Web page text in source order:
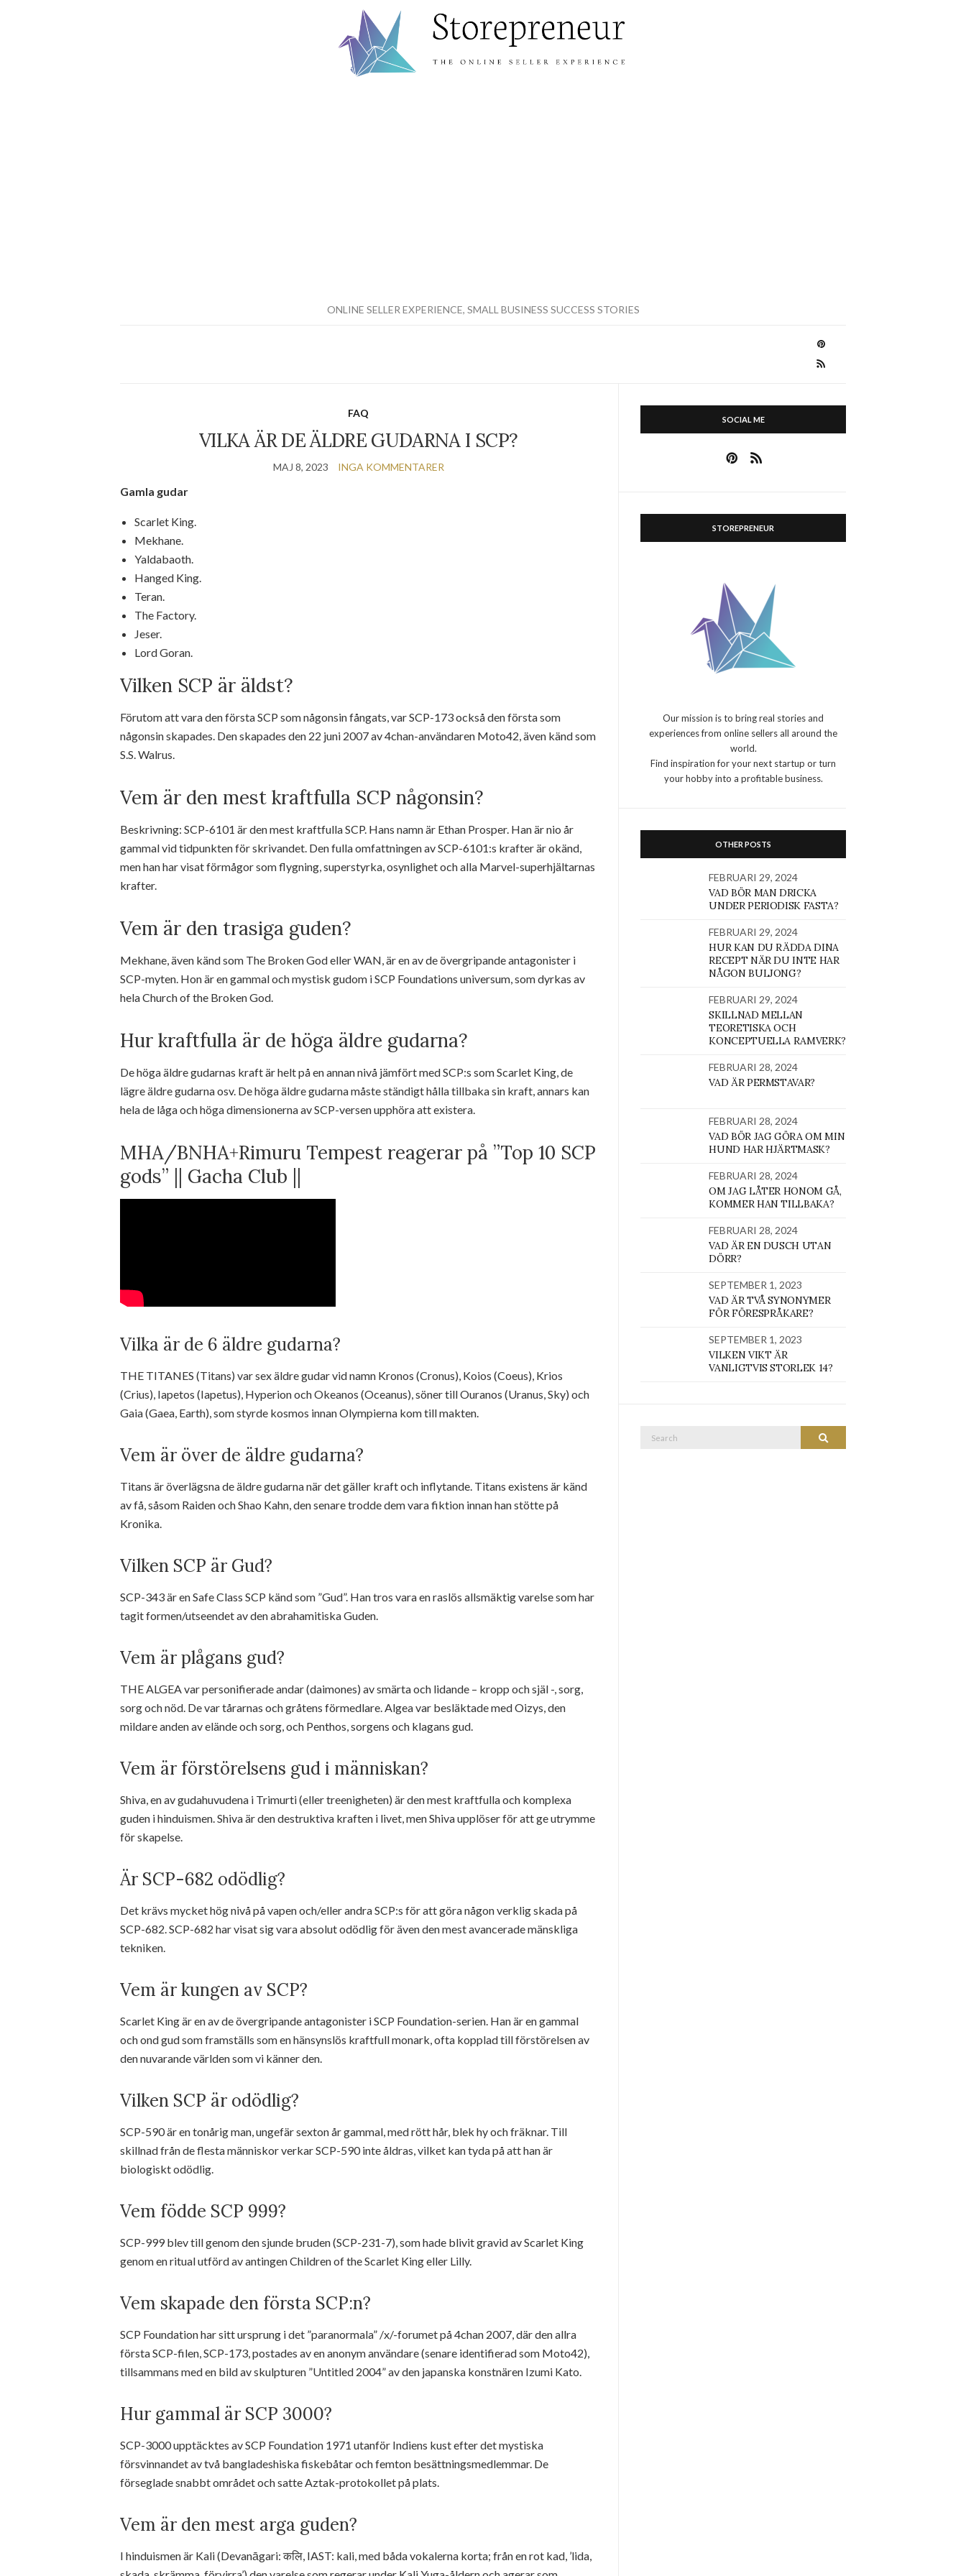
ONLINE SELLER EXPERIENCE, SMALL BUSINESS SUCCESS STORIES
FAQ
VILKA ÄR DE ÄLDRE GUDARNA I SCP?
MAJ 8, 2023 INGA KOMMENTARER
Gamla gudar
Scarlet King.
Mekhane.
Yaldabaoth.
Hanged King.
Teran.
The Factory.
Jeser.
Lord Goran.
Vilken SCP är äldst?
Förutom att vara den första SCP som någonsin fångats, var SCP-173 också den första som
någonsin skapades. Den skapades den 22 juni 2007 av 4chan-användaren Moto42, även känd som
S.S. Walrus.
Vem är den mest kraftfulla SCP någonsin?
Beskrivning: SCP-6101 är den mest kraftfulla SCP. Hans namn är Ethan Prosper. Han är nio år
gammal vid tidpunkten för skrivandet. Den fulla omfattningen av SCP-6101:s krafter är okänd,
men han har visat förmågor som flygning, superstyrka, osynlighet och alla Marvel-superhjältarnas
krafter.
Vem är den trasiga guden?
Mekhane, även känd som The Broken God eller WAN, är en av de övergripande antagonister i
SCP-myten. Hon är en gammal och mystisk gudom i SCP Foundations universum, som dyrkas av
hela Church of the Broken God.
Hur kraftfulla är de höga äldre gudarna?
De höga äldre gudarnas kraft är helt på en annan nivå jämfört med SCP:s som Scarlet King, de
lägre äldre gudarna osv. De höga äldre gudarna måste ständigt hålla tillbaka sin kraft, annars kan
hela de låga och höga dimensionerna av SCP-versen upphöra att existera.
MHA/BNHA+Rimuru Tempest reagerar på ”Top 10 SCP
gods” || Gacha Club ||
Vilka är de 6 äldre gudarna?
THE TITANES (Titans) var sex äldre gudar vid namn Kronos (Cronus), Koios (Coeus), Krios
(Crius), Iapetos (Iapetus), Hyperion och Okeanos (Oceanus), söner till Ouranos (Uranus, Sky) och
Gaia (Gaea, Earth), som styrde kosmos innan Olympierna kom till makten.
Vem är över de äldre gudarna?
Titans är överlägsna de äldre gudarna när det gäller kraft och inflytande. Titans existens är känd
av få, såsom Raiden och Shao Kahn, den senare trodde dem vara fiktion innan han stötte på
Kronika.
Vilken SCP är Gud?
SCP-343 är en Safe Class SCP känd som ”Gud”. Han tros vara en raslös allsmäktig varelse som har
tagit formen/utseendet av den abrahamitiska Guden.
Vem är plågans gud?
THE ALGEA var personifierade andar (daimones) av smärta och lidande – kropp och själ -, sorg,
sorg och nöd. De var tårarnas och gråtens förmedlare. Algea var besläktade med Oizys, den
mildare anden av elände och sorg, och Penthos, sorgens och klagans gud.
Vem är förstörelsens gud i människan?
Shiva, en av gudahuvudena i Trimurti (eller treenigheten) är den mest kraftfulla och komplexa
guden i hinduismen. Shiva är den destruktiva kraften i livet, men Shiva upplöser för att ge utrymme
för skapelse.
Är SCP-682 odödlig?
Det krävs mycket hög nivå på vapen och/eller andra SCP:s för att göra någon verklig skada på
SCP-682. SCP-682 har visat sig vara absolut odödlig för även den mest avancerade mänskliga
tekniken.
Vem är kungen av SCP?
Scarlet King är en av de övergripande antagonister i SCP Foundation-serien. Han är en gammal
och ond gud som framställs som en hänsynslös kraftfull monark, ofta kopplad till förstörelsen av
den nuvarande världen som vi känner den.
Vilken SCP är odödlig?
SCP-590 är en tonårig man, ungefär sexton år gammal, med rött hår, blek hy och fräknar. Till
skillnad från de flesta människor verkar SCP-590 inte åldras, vilket kan tyda på att han är
biologiskt odödlig.
Vem födde SCP 999?
SCP-999 blev till genom den sjunde bruden (SCP-231-7), som hade blivit gravid av Scarlet King
genom en ritual utförd av antingen Children of the Scarlet King eller Lilly.
Vem skapade den första SCP:n?
SCP Foundation har sitt ursprung i det ”paranormala” /x/-forumet på 4chan 2007, där den allra
första SCP-filen, SCP-173, postades av en anonym användare (senare identifierad som Moto42),
tillsammans med en bild av skulpturen ”Untitled 2004” av den japanska konstnären Izumi Kato.
Hur gammal är SCP 3000?
SCP-3000 upptäcktes av SCP Foundation 1971 utanför Indiens kust efter det mystiska
försvinnandet av två bangladeshiska fiskebåtar och femton besättningsmedlemmar. De
förseglade snabbt området och satte Aztak-protokollet på plats.
Vem är den mest arga guden?
I hinduismen är Kali (Devanāgari: कलि, IAST: kali, med båda vokalerna korta; från en rot kad, ’lida,
SOCIAL ME
STOREPRENEUR
Our mission is to bring real stories and
experiences from online sellers all around the
world.
Find inspiration for your next startup or turn
your hobby into a profitable business.
OTHER POSTS
FEBRUARI 29, 2024
VAD BÖR MAN DRICKA
UNDER PERIODISK FASTA?
FEBRUARI 29, 2024
HUR KAN DU RÄDDA DINA
RECEPT NÄR DU INTE HAR
NÅGON BULJONG?
FEBRUARI 29, 2024
SKILLNAD MELLAN
TEORETISKA OCH
KONCEPTUELLA RAMVERK?
FEBRUARI 28, 2024
VAD ÄR PERMSTAVAR?
FEBRUARI 28, 2024
VAD BÖR JAG GÖRA OM MIN
HUND HAR HJÄRTMASK?
FEBRUARI 28, 2024
OM JAG LÅTER HONOM GÅ,
KOMMER HAN TILLBAKA?
FEBRUARI 28, 2024
VAD ÄR EN DUSCH UTAN
DÖRR?
SEPTEMBER 1, 2023
VAD ÄR TVÅ SYNONYMER
FÖR FÖRESPRÅKARE?
SEPTEMBER 1, 2023
VILKEN VIKT ÄR
VANLIGTVIS STORLEK 14?
SEARCH